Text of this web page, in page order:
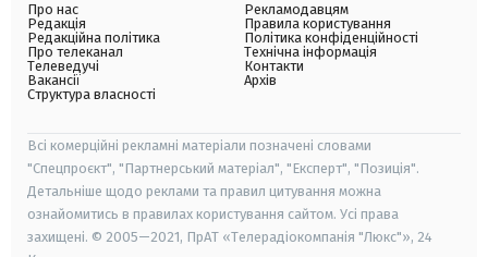
Про нас
Редакція
Редакційна політика
Про телеканал
Телеведучі
Вакансії
Структура власності
Рекламодавцям
Правила користування
Політика конфіденційності
Технічна інформація
Контакти
Архів
Всі комерційні рекламні матеріали позначені словами
"Спецпроєкт", "Партнерський матеріал", "Експерт", "Позиція".
Детальніше щодо реклами та правил цитування можна
ознайомитись в правилах користування сайтом. Усі права
захищені. © 2005—2021, ПрАТ «Телерадіокомпанія "Люкс"», 24